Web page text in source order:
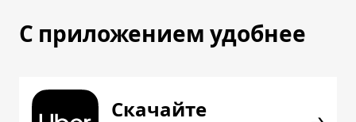
С приложением удобнее
Скачайте